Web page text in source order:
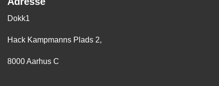
Dokk1
Hack Kampmanns Plads 2,
8000 Aarhus C